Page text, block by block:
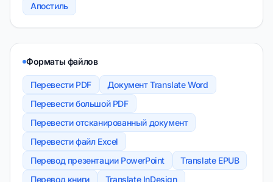
Апостиль
Форматы файлов
Перевести PDF
Документ Translate Word
Перевести большой PDF
Перевести отсканированный документ
Перевести файл Excel
Перевод презентации PowerPoint
Translate EPUB
Перевод книги
Translate InDesign